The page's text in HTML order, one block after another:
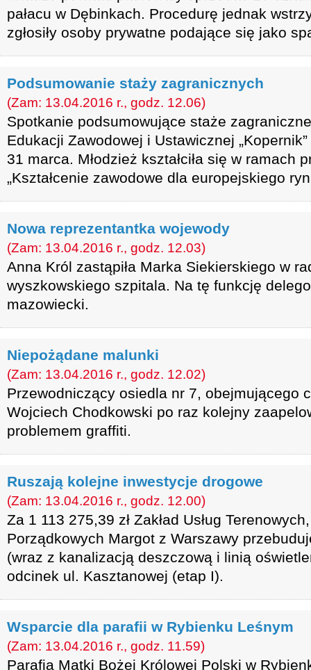
pałacu w Dębinkach. Procedurę jednak
zgłosiły osoby prywatne podające się jako
Podsumowanie staży zagranicznych
(Zam: 13.04.2016 r., godz. 12.06)
Spotkanie podsumowujące staże
Edukacji Zawodowej i Ustawicznej
31 marca. Młodzież kształciła się w ramach
„Kształcenie zawodowe dla europejskiego
Nowa reprezentantka wojewody
(Zam: 13.04.2016 r., godz. 12.03)
Anna Król zastąpiła Marka Siekierskiego w
wyszkowskiego szpitala. Na tę funkcję
mazowiecki.
Niepożądane malunki
(Zam: 13.04.2016 r., godz. 12.02)
Przewodniczący osiedla nr 7, obejmującego
Wojciech Chodkowski po raz kolejny
problemem graffiti.
Ruszają kolejne inwestycje drogowe
(Zam: 13.04.2016 r., godz. 12.00)
Za 1 113 275,39 zł Zakład Usług
Porządkowych Margot z Warszawy
(wraz z kanalizacją deszczową i linią
odcinek ul. Kasztanowej (etap I).
Wsparcie dla parafii w Rybienku Leśnym
(Zam: 13.04.2016 r., godz. 11.59)
Parafia Matki Bożej Królowej Polski w